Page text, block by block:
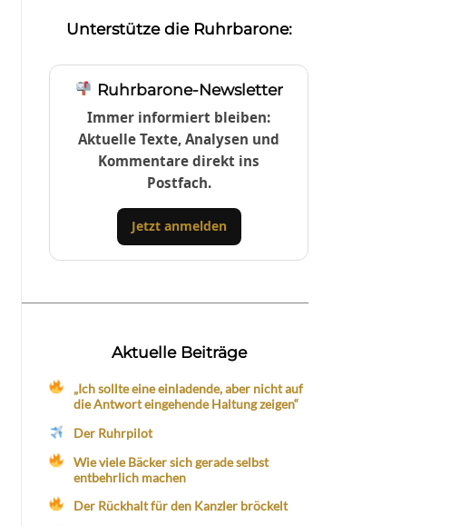
Unterstütze die Ruhrbarone:
Ruhrbarone-Newsletter
Immer informiert bleiben:
Aktuelle Texte, Analysen und
Kommentare direkt ins
Postfach.
Jetzt anmelden
Aktuelle Beiträge
„Ich sollte eine einladende, aber nicht auf
die Antwort eingehende Haltung zeigen“
Der Ruhrpilot
Wie viele Bäcker sich gerade selbst
entbehrlich machen
Der Rückhalt für den Kanzler bröckelt